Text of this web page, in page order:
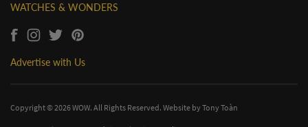
WATCHES & WONDERS
Advertise with Us
Copyright © 2026 WOW. All Rights Reserved. Website byTony Toàn